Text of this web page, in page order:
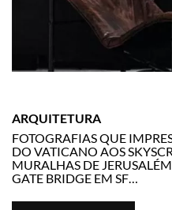
ARQUITETURA
FOTOGRAFIAS QUE
DO VATICANO AOS
MURALHAS DE
GATE BRIDGE EM SF…